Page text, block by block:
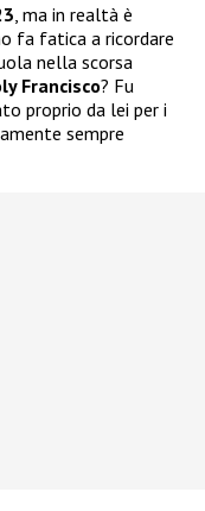
, ma in realtà è
fa fatica a ricordare
nella scorsa
Francisco? Fu
proprio da lei per i
sempre